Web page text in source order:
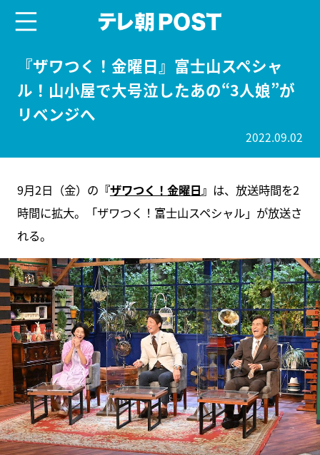
『ザワつく！金曜日』富士山スペシャ
ル！山小屋で大号泣したあの“3人娘”が
リベンジへ
2022.09.02
9月2日（金）の 『ザワつく！金曜日 』 は、放送時間を2
時間に拡大。「ザワつく！富士山スペシャル」が放送さ
れる。